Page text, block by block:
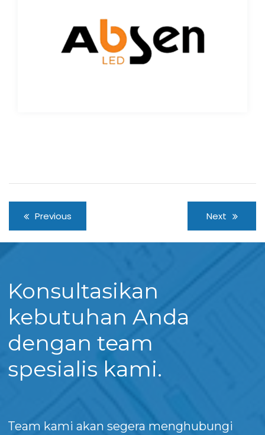
Previous Next
Konsultasikan
kebutuhan Anda
dengan team
spesialis kami.
Team kami akan segera menghubungi